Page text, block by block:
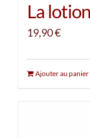
La
19,90€
Ajouter au panier